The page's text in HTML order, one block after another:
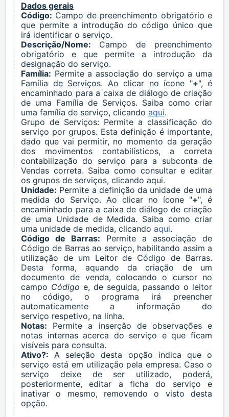
Dados gerais
Código: Campo de preenchimento obrigatório e
que permite a introdução do código único que
irá identificar o serviço.
Descrição/Nome: Campo de preenchimento
obrigatório e que permite a introdução da
designação do serviço.
Família: Permite a associação do serviço a uma
Família de Serviços. Ao clicar no ícone "+", é
encaminhado para a caixa de diálogo de criação
de uma Família de Serviços. Saiba como criar
uma família de serviço, clicando aqui.
Grupo de Serviços: Permite a classificação do
serviço por grupos. Esta definição é importante,
dado que vai permitir, no momento da geração
dos movimentos contabilísticos, a correta
contabilização do serviço para a subconta de
Vendas correta. Saiba como consultar e editar
os grupos de serviços, clicando aqui.
Unidade: Permite a definição da unidade de uma
medida do Serviço. Ao clicar no ícone "+", é
encaminhado para a caixa de diálogo de criação
de uma Unidade de Medida. Saiba como criar
uma unidade de medida, clicando aqui.
Código de Barras: Permite a associação de
Código de Barras ao serviço, habilitando assim a
utilização de um Leitor de Código de Barras.
Desta forma, aquando da criação de um
documento de venda, colocando o cursor no
campo Código e, de seguida, passando o leitor
no código, o programa irá preencher
automaticamente a informação do
serviço respetivo, na linha.
Notas: Permite a inserção de observações e
notas internas acerca do serviço e que ficam
visíveis para consulta.
Ativo?: A seleção desta opção indica que o
serviço está em utilização pela empresa. Caso o
serviço deixe de ser utilizado, poderá,
posteriormente, editar a ficha do serviço e
inativar o mesmo, removendo o visto desta
opção.